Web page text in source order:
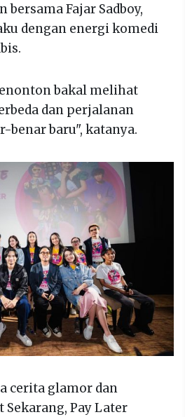
Fajar Sadboy,
dengan energi komedi
bakal melihat
dan perjalanan
benar baru", katanya.
cerita glamor dan
Sekarang, Pay Later